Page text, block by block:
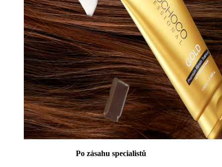
Po zásahu specialistů